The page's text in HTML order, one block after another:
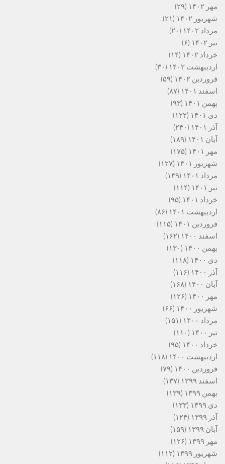
مهر ۱۴۰۲
(۲۹)
شهریور ۱۴۰۲
(۲۱)
مرداد ۱۴۰۲
(۲۰)
تیر ۱۴۰۲
(۶)
خرداد ۱۴۰۲
(۱۴)
اردیبهشت ۱۴۰۲
(۳۰)
فروردین ۱۴۰۲
(۵۹)
اسفند ۱۴۰۱
(۸۷)
بهمن ۱۴۰۱
(۹۳)
دی ۱۴۰۱
(۱۲۲)
آذر ۱۴۰۱
(۲۴۰)
آبان ۱۴۰۱
(۱۸۹)
مهر ۱۴۰۱
(۱۷۵)
شهریور ۱۴۰۱
(۱۲۷)
مرداد ۱۴۰۱
(۱۴۹)
تیر ۱۴۰۱
(۱۱۴)
خرداد ۱۴۰۱
(۹۵)
اردیبهشت ۱۴۰۱
(۸۶)
فروردین ۱۴۰۱
(۱۱۵)
اسفند ۱۴۰۰
(۱۶۲)
بهمن ۱۴۰۰
(۱۳۰)
دی ۱۴۰۰
(۱۱۸)
آذر ۱۴۰۰
(۱۱۶)
آبان ۱۴۰۰
(۱۶۸)
مهر ۱۴۰۰
(۱۲۶)
شهریور ۱۴۰۰
(۶۶)
مرداد ۱۴۰۰
(۱۵۱)
تیر ۱۴۰۰
(۱۱۰)
خرداد ۱۴۰۰
(۹۵)
اردیبهشت ۱۴۰۰
(۱۱۸)
فروردین ۱۴۰۰
(۷۹)
اسفند ۱۳۹۹
(۱۳۷)
بهمن ۱۳۹۹
(۱۳۹)
دی ۱۳۹۹
(۱۳۳)
آذر ۱۳۹۹
(۱۲۴)
آبان ۱۳۹۹
(۱۵۹)
مهر ۱۳۹۹
(۱۲۶)
شهریور ۱۳۹۹
(۱۱۲)